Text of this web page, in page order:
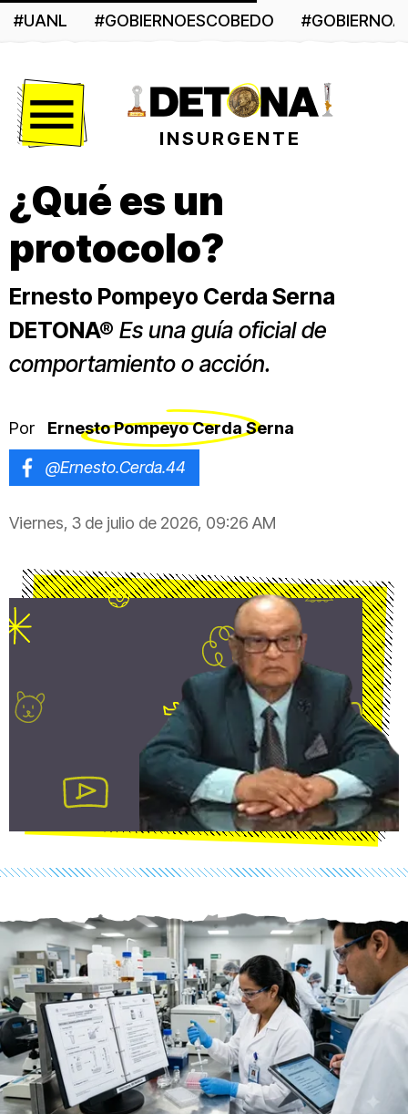
#UANL #GOBIERNOESCOBEDO
INSURGENTE
¿Qué es un
protocolo?
Ernesto Pompeyo Cerda Serna
DETONA® Es una guía oficial de
comportamiento o acción.
Por Ernesto Pompeyo Cerda Serna
@Ernesto.Cerda.44
Viernes, 3 de julio de 2026, 09:26 AM